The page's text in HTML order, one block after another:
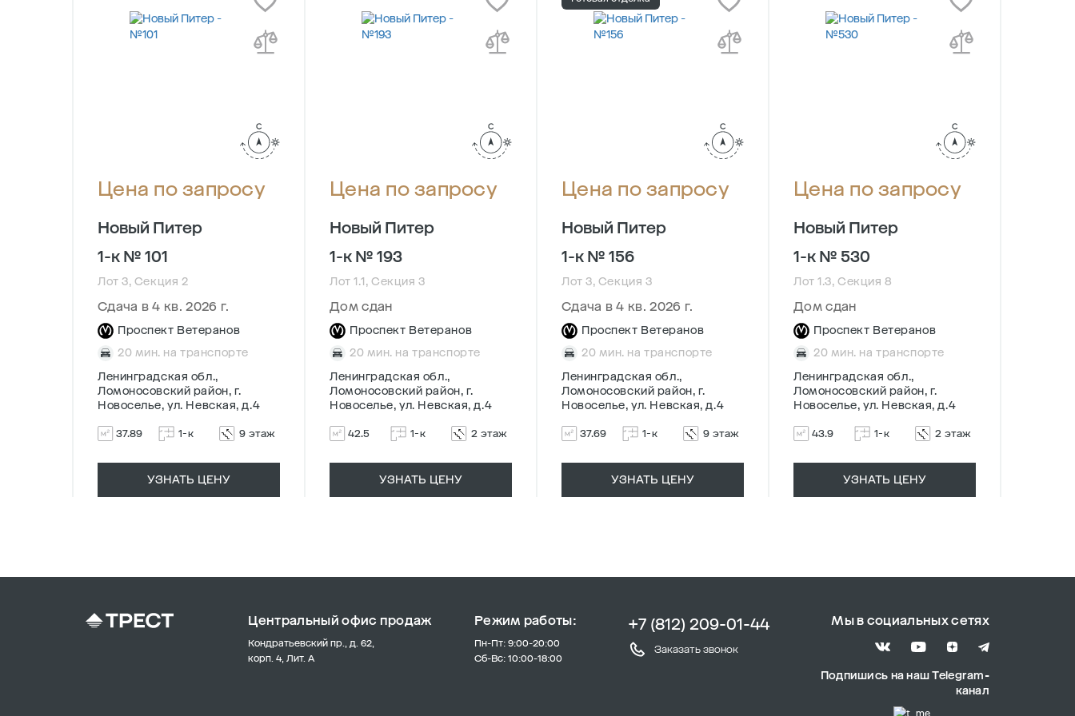
Цена по запросу
Новый Питер
1-к № 101
Лот 3, Секция 2
Сдача в 4 кв. 2026 г.
Проспект Ветеранов
20 мин. на транспорте
Ленинградская обл.,
Ломоносовский район, г.
Новоселье, ул. Невская, д.4
37.89 1-к 9 этаж
УЗНАТЬ ЦЕНУ
Цена по запросу
Новый Питер
1-к № 193
Лот 1.1, Секция 3
Дом сдан
Проспект Ветеранов
20 мин. на транспорте
Ленинградская обл.,
Ломоносовский район, г.
Новоселье, ул. Невская, д.4
42.5 1-к 2 этаж
УЗНАТЬ ЦЕНУ
Цена по запросу
Новый Питер
1-к № 156
Лот 3, Секция 3
Сдача в 4 кв. 2026 г.
Проспект Ветеранов
20 мин. на транспорте
Ленинградская обл.,
Ломоносовский район, г.
Новоселье, ул. Невская, д.4
37.69 1-к 9 этаж
УЗНАТЬ ЦЕНУ
Цена по запросу
Новый Питер
1-к № 530
Лот 1.3, Секция 8
Дом сдан
Проспект Ветеранов
20 мин. на транспорте
Ленинградская обл.,
Ломоносовский район, г.
Новоселье, ул. Невская, д.4
43.9 1-к 2 этаж
УЗНАТЬ ЦЕНУ
Центральный офис продаж
Кондратьевский пр., д. 62,
корп. 4, Лит. А
Режим работы:
Пн-Пт: 9:00-20:00
Сб-Вс: 10:00-18:00
+7 (812) 209-01-44
Заказать звонок
Мы в социальных сетях
Подпишись на наш Telegram-
канал